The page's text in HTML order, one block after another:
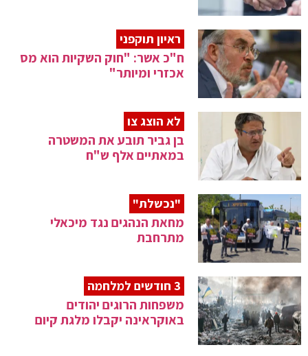
ראיון תוקפני
ח"כ אשר: "חוק השקיות הוא מס
אכזרי ומיותר"
לא הוצג צו
בן גביר תובע את המשטרה
במאתיים אלף ש"ח
"נכשלת"
מחאת הנהגים נגד מיכאלי
מתרחבת
3 חודשים למלחמה
משפחות הרוגים יהודים
באוקראינה יקבלו מלגת קיום